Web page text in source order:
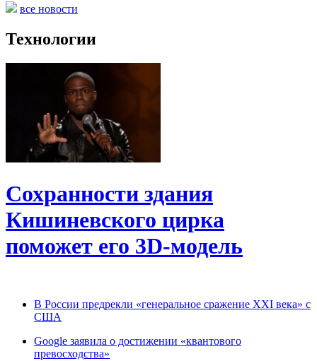
все новости
Технологии
Сохранности здания
Кишиневского цирка
поможет его 3D-модель
В России предрекли «генеральное сражение XXI века» с
США
Google заявила о достижении «квантового
превосходства»